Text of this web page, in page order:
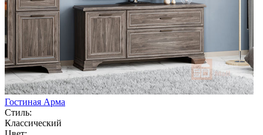
Гостиная Арма
Стиль:
Классический